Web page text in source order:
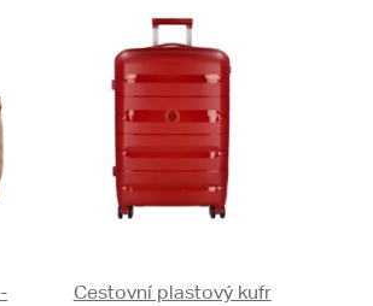
Cestovní plastový kufr